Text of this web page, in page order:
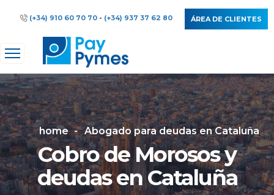
ÁREA DE CLIENTES
(+34) 910 60 70 70 - (+34) 937 37 62 80
home Abogado para deudas en Cataluña
Cobro de Morosos y
deudas en Cataluña